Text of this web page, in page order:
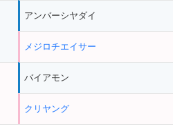
アンバーシヤダイ
メジロチエイサー
バイアモン
クリヤング